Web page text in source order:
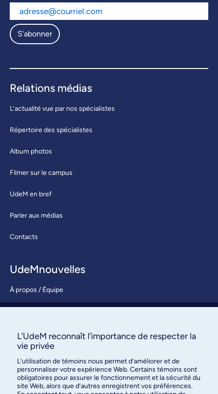
S'abonner
Relations médias
L’actualité vue par nos spécialistes
Répertoire des spécialistes
Album photos
Filmer sur le campus
UdeM en bref
Parler aux médias
Contacts
UdeMnouvelles
À propos / Équipe
S’abonner
L’UdeM reconnaît l’importance de respecter la
vie privée
L’utilisation de témoins nous permet d’améliorer et de
personnaliser votre expérience Web. Certains témoins sont
obligatoires pour assurer le fonctionnement et la sécurité du
site Web, alors que d’autres enregistrent vos préférences.